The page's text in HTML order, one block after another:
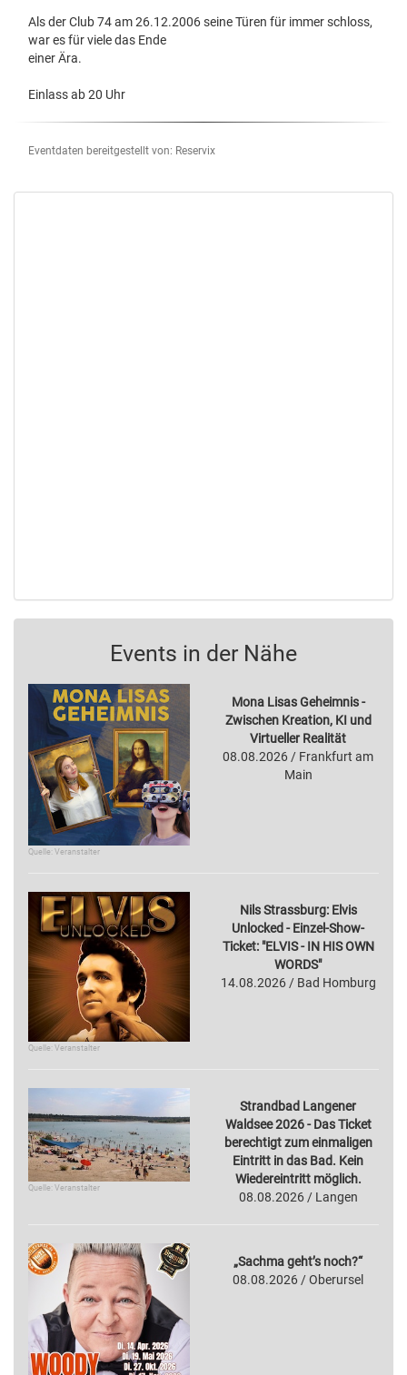
Als der Club 74 am 26.12.2006 seine Türen für immer schloss,
war es für viele das Ende
einer Ära.
Einlass ab 20 Uhr
Eventdaten bereitgestellt von: Reservix
Events in der Nähe
Quelle: Veranstalter
Mona Lisas Geheimnis -
Zwischen Kreation, KI und
Virtueller Realität
08.08.2026 / Frankfurt am
Main
Quelle: Veranstalter
Nils Strassburg: Elvis
Unlocked - Einzel-Show-
Ticket: "ELVIS - IN HIS OWN
WORDS"
14.08.2026 / Bad Homburg
Quelle: Veranstalter
Strandbad Langener
Waldsee 2026 - Das Ticket
berechtigt zum einmaligen
Eintritt in das Bad. Kein
Wiedereintritt möglich.
08.08.2026 / Langen
„Sachma geht’s noch?“
08.08.2026 / Oberursel